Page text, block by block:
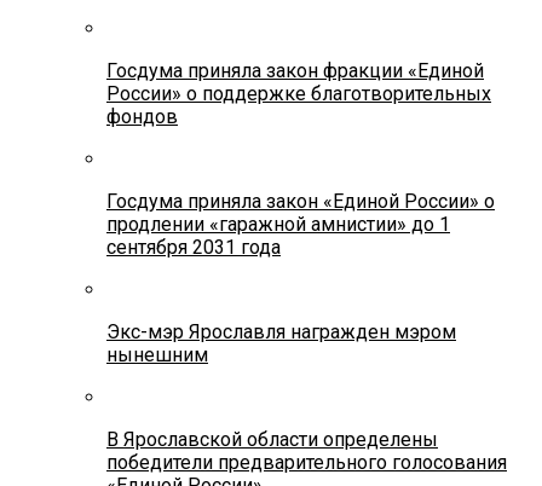
Госдума приняла закон фракции «Единой
России» о поддержке благотворительных
фондов
Госдума приняла закон «Единой России» о
продлении «гаражной амнистии» до 1
сентября 2031 года
Экс-мэр Ярославля награжден мэром
нынешним
В Ярославской области определены
победители предварительного голосования